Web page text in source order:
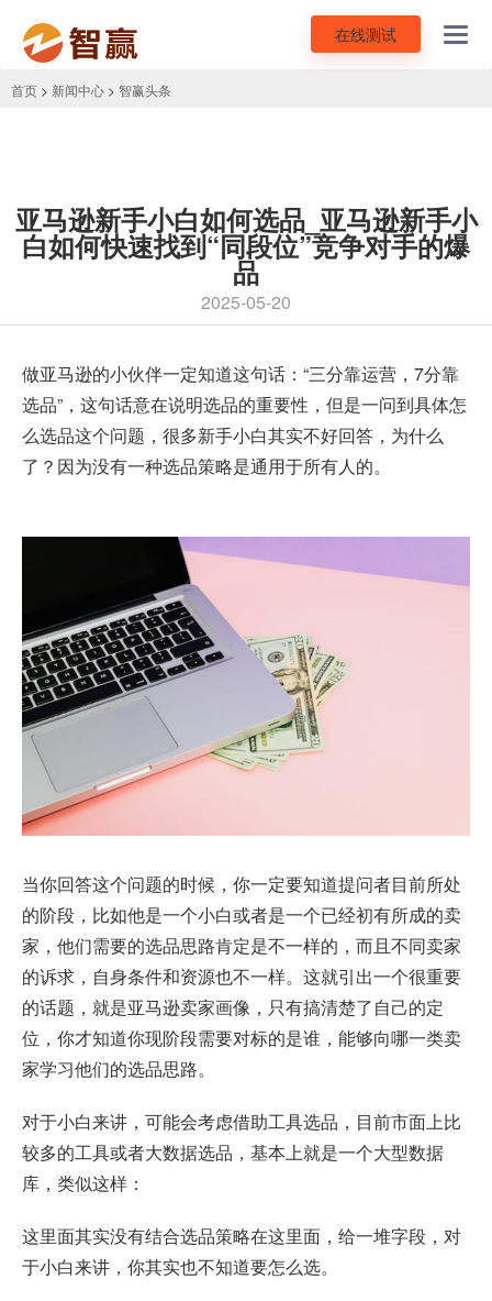
在线测试
首页 > 新闻中心 > 智赢头条
亚马逊新手小白如何选品_亚马逊新手小
白如何快速找到“同段位”竞争对手的爆
品
2025-05-20
做亚马逊的小伙伴一定知道这句话：“三分靠运营，7分靠
选品”，这句话意在说明选品的重要性，但是一问到具体怎
么选品这个问题，很多新手小白其实不好回答，为什么
了？因为没有一种选品策略是通用于所有人的。
当你回答这个问题的时候，你一定要知道提问者目前所处
的阶段，比如他是一个小白或者是一个已经初有所成的卖
家，他们需要的选品思路肯定是不一样的，而且不同卖家
的诉求，自身条件和资源也不一样。这就引出一个很重要
的话题，就是亚马逊卖家画像，只有搞清楚了自己的定
位，你才知道你现阶段需要对标的是谁，能够向哪一类卖
家学习他们的选品思路。
对于小白来讲，可能会考虑借助工具选品，目前市面上比
较多的工具或者大数据选品，基本上就是一个大型数据
库，类似这样：
这里面其实没有结合选品策略在这里面，给一堆字段，对
于小白来讲，你其实也不知道要怎么选。